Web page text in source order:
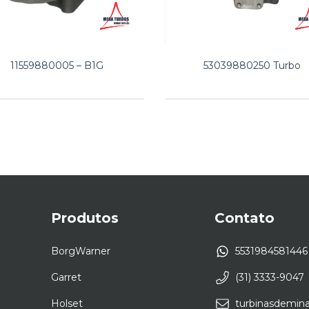
11559880005 – B1G 53039880250 Turbo
Produtos
BorgWarner
Garret
Holset
Contato
5531984581446
(31) 3333-9047